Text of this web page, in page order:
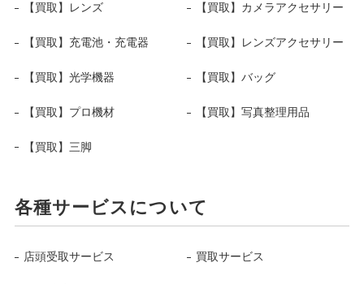
【買取】レンズ 【買取】カメラアクセサリー
【買取】充電池・充電器 【買取】レンズアクセサリー
【買取】光学機器 【買取】バッグ
【買取】プロ機材 【買取】写真整理用品
【買取】三脚
各種サービスについて
店頭受取サービス 買取サービス